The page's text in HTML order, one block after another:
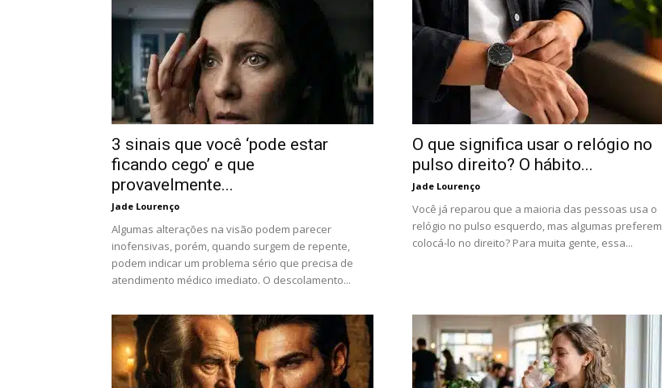
3 sinais que você ‘pode estar
ficando cego’ e que
provavelmente...
Jade Lourenço
Algumas alterações na visão podem parecer
inofensivas, porém, quando surgem de repente,
podem indicar um problema sério que precisa de
atendimento médico imediato. O descolamento...
O que significa usar o relógio no
pulso direito? O hábito...
Jade Lourenço
Você já reparou que a maioria das pessoas usa o
relógio no pulso esquerdo, mas algumas preferem
colocá-lo no direito? Para muita gente, essa...